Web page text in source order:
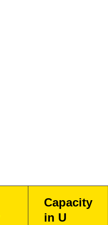
Capacity
in U